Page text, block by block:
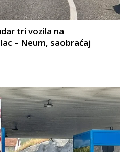
tri vozila na
– Neum, saobraćaj